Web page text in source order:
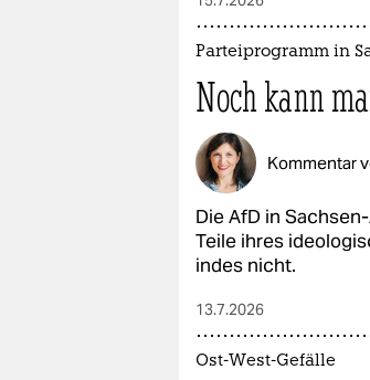
Parteiprogramm in
Noch kann
Kommentar
Die AfD in
Teile ihres
indes nicht.
13.7.2026
Ost-West-Gefälle